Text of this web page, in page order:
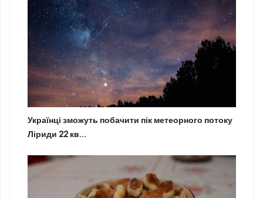
Українці зможуть побачити пік метеорного потоку
Ліриди 22 кв...